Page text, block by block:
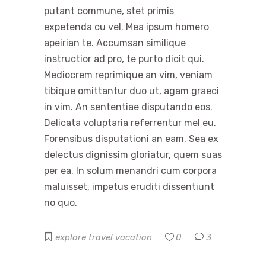
putant commune, stet primis
expetenda cu vel. Mea ipsum homero
apeirian te. Accumsan similique
instructior ad pro, te purto dicit qui.
Mediocrem reprimique an vim, veniam
tibique omittantur duo ut, agam graeci
in vim. An sententiae disputando eos.
Delicata voluptaria referrentur mel eu.
Forensibus disputationi an eam. Sea ex
delectus dignissim gloriatur, quem suas
per ea. In solum menandri cum corpora
maluisset, impetus eruditi dissentiunt
no quo.
explore travel vacation 0 3